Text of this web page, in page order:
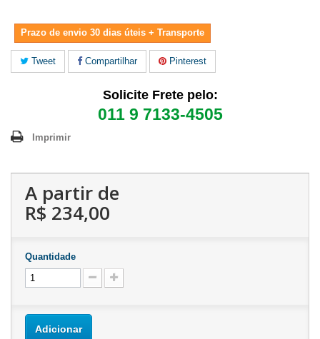
Prazo de envio 30 dias úteis + Transporte
Tweet Compartilhar Pinterest
Solicite Frete pelo:
011 9 7133-4505
Imprimir
A partir de
R$ 234,00
Quantidade
Adicionar